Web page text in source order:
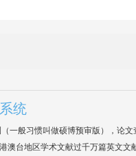
统
一般习惯叫做硕博预审版），论
澳台地区学术文献过千万篇英文文